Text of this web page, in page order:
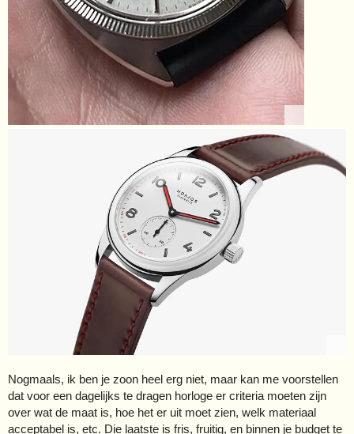
Nogmaals, ik ben je zoon heel erg niet, maar kan me voorstellen
dat voor een dagelijks te dragen horloge er criteria moeten zijn
over wat de maat is, hoe het er uit moet zien, welk materiaal
acceptabel is, etc. Die laatste is fris, fruitig, en binnen je budget te